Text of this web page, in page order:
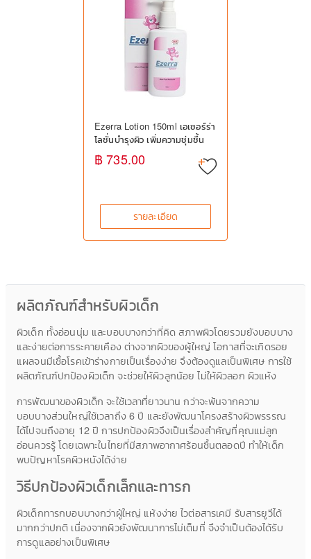
Ezerra Lotion 150ml เอเซอร์ร่า
โลชั่นบำรุงผิว เพิ่มความชุ่มชื้น
สำหรับผิวบอบบางแพ้ง่าย
฿ 735.00
รายละเอียด
ผลิตภัณฑ์สำหรับผิวเด็ก
ผิวเด็ก ทั้งอ่อนนุ่ม และบอบบางกว่าที่คิด สภาพผิวโดยรวมยังบอบบาง
และง่ายต่อการระคายเคือง ต่างจากผิวของผู้ใหญ่ โอกาสที่จะเกิดรอย
แผลจนมีเชื้อโรคเข้าร่างกายเป็นเรื่องง่าย จึงต้องดูแลเป็นพิเศษ การใช้
ผลิตภัณฑ์ปกป้องผิวเด็ก จะช่วยให้ผิวลูกน้อย ไม่ให้ผิวลอก ผิวแห้ง
การพัฒนาของผิวเด็ก จะใช้เวลาที่ยาวนาน กว่าจะพ้นจากความ
บอบบางส่วนใหญ่ใช้เวลาถึง 6 ปี และยังพัฒนาโครงสร้างผิวพรรรณ
ได้ไปจนถึงอายุ 12 ปี การปกป้องผิวจึงเป็นเรื่องสำคัญที่คุณแม่ลูก
อ่อนควรรู้ โดยเฉพาะในไทยที่มีสภาพอากาศร้อนชื้นตลอดปี ทำให้เด็ก
พบปัญหาโรคผิวหนังได้ง่าย
วิธีปกป้องผิวเด็กเล็กและทารก
ผิวเด็กทารกบอบบางกว่าผู้ใหญ่ แห้งง่าย ไวต่อสารเคมี รับสารยูวีได้
มากกว่าปกติ เนื่องจากผิวยังพัฒนาการไม่เต็มที่ จึงจำเป็นต้องได้รับ
การดูแลอย่างเป็นพิเศษ